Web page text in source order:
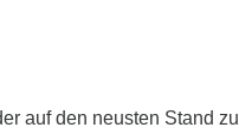
auf den neusten Stand zu